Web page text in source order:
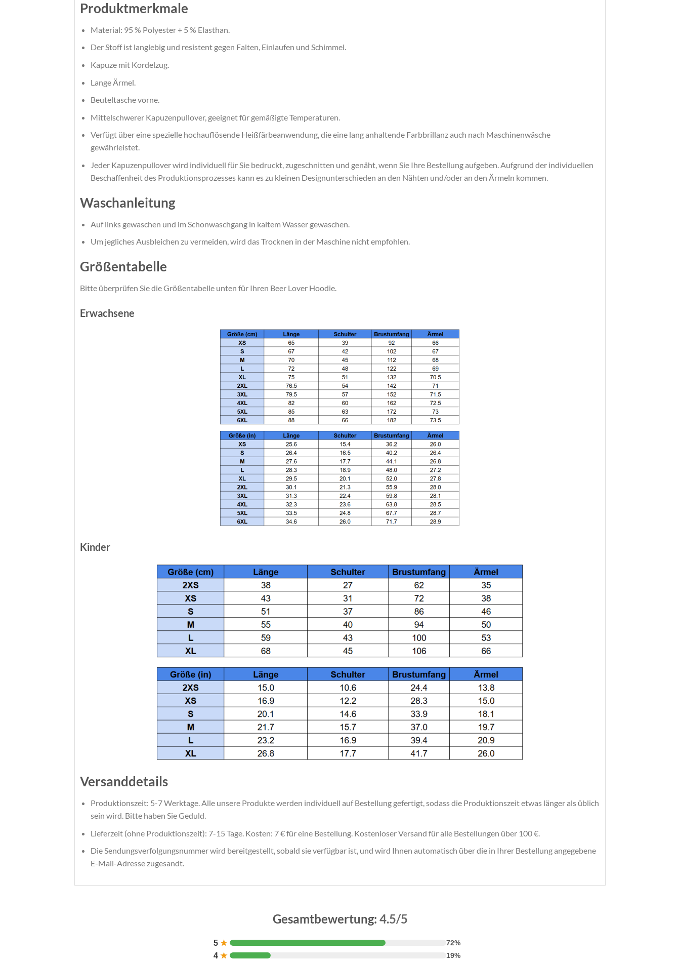
Produktmerkmale
Material: 95 % Polyester + 5 % Elasthan.
Der Stoff ist langlebig und resistent gegen Falten, Einlaufen und Schimmel.
Kapuze mit Kordelzug.
Lange Ärmel.
Beuteltasche vorne.
Mittelschwerer Kapuzenpullover, geeignet für gemäßigte Temperaturen.
Verfügt über eine spezielle hochauflösende Heißfärbeanwendung, die eine lang anhaltende Farbbrillanz auch nach Maschinenwäsche
gewährleistet.
Jeder Kapuzenpullover wird individuell für Sie bedruckt, zugeschnitten und genäht, wenn Sie Ihre Bestellung aufgeben. Aufgrund der individuellen
Beschaffenheit des Produktionsprozesses kann es zu kleinen Designunterschieden an den Nähten und/oder an den Ärmeln kommen.
Waschanleitung
Auf links gewaschen und im Schonwaschgang in kaltem Wasser gewaschen.
Um jegliches Ausbleichen zu vermeiden, wird das Trocknen in der Maschine nicht empfohlen.
Größentabelle
Bitte überprüfen Sie die Größentabelle unten für Ihren Beer Lover Hoodie.
Erwachsene
Kinder
Versanddetails
Produktionszeit: 5-7 Werktage. Alle unsere Produkte werden individuell auf Bestellung gefertigt, sodass die Produktionszeit etwas länger als üblich
sein wird. Bitte haben Sie Geduld.
Lieferzeit (ohne Produktionszeit): 7-15 Tage. Kosten: 7 € für eine Bestellung. Kostenloser Versand für alle Bestellungen über 100 €.
Die Sendungsverfolgungsnummer wird bereitgestellt, sobald sie verfügbar ist, und wird Ihnen automatisch über die in Ihrer Bestellung angegebene
E-Mail-Adresse zugesandt.
Gesamtbewertung: 4.5/5
5 ★ 72%
4 ★ 19%